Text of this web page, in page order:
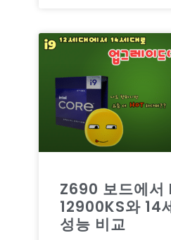
Z690 보드에서
12900KS와 14
성능 비교